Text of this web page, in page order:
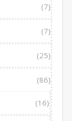
(7)
(7)
(25)
(86)
(16)